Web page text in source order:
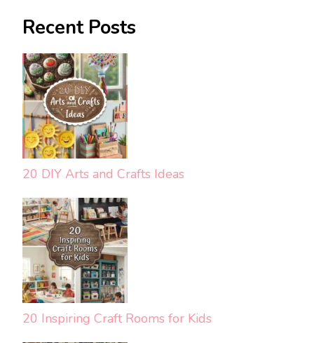
Recent Posts
20 DIY Arts and Crafts Ideas
20 Inspiring Craft Rooms for Kids